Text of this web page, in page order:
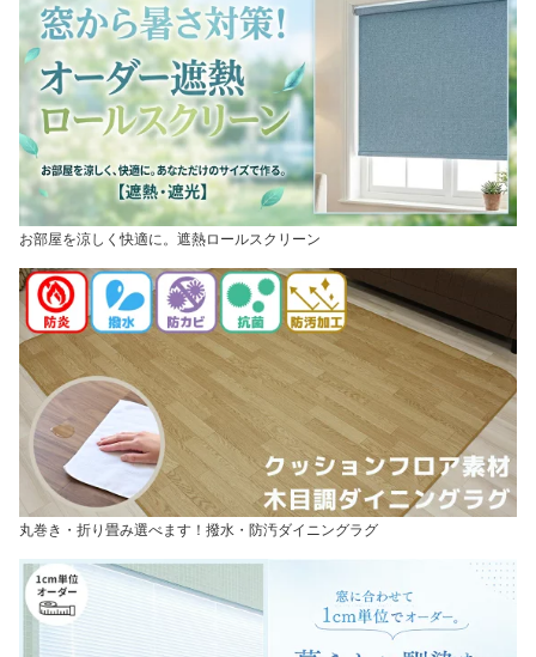
お部屋を涼しく快適に。遮熱ロールスクリーン
丸巻き・折り畳み選べます！撥水・防汚ダイニングラグ